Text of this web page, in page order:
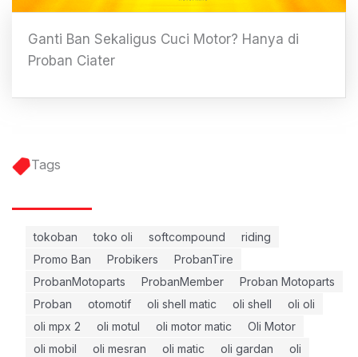
Ganti Ban Sekaligus Cuci Motor? Hanya di
Proban Ciater
Tags
tokoban toko oli softcompound
riding
Promo Ban
Probikers
ProbanTire
ProbanMotoparts
ProbanMember
Proban Motoparts
Proban
otomotif oli shell matic oli shell
oli oli
oli mpx 2
oli motul oli motor matic
Oli Motor
oli mobil
oli mesran oli matic oli gardan
oli